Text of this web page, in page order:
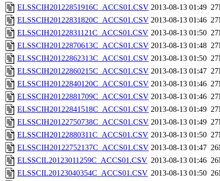
ELSSCIH20122851916C_ACCS01.CSV 2013-08-13 01:49
ELSSCIH20122831820C_ACCS01.CSV 2013-08-13 01:46
ELSSCIH20122831121C_ACCS01.CSV 2013-08-13 01:50
ELSSCIH20122870613C_ACCS01.CSV 2013-08-13 01:48
ELSSCIH20122862313C_ACCS01.CSV 2013-08-13 01:50
ELSSCIH20122860215C_ACCS01.CSV 2013-08-13 01:47
ELSSCIH20122840120C_ACCS01.CSV 2013-08-13 01:46
ELSSCIH20122881709C_ACCS01.CSV 2013-08-13 01:46
ELSSCIH20122841518C_ACCS01.CSV 2013-08-13 01:49
ELSSCIH20122750738C_ACCS01.CSV 2013-08-13 01:49
ELSSCIH20122880311C_ACCS01.CSV 2013-08-13 01:50
ELSSCIH20122752137C_ACCS01.CSV 2013-08-13 01:47
ELSSCIL20123011259C_ACCS01.CSV 2013-08-13 01:46
ELSSCIL20123040354C_ACCS01.CSV 2013-08-13 01:50